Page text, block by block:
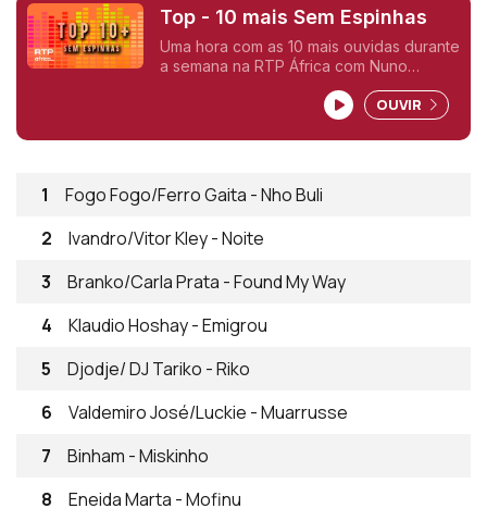
Top - 10 mais Sem Espinhas
Uma hora com as 10 mais ouvidas durante
a semana na RTP África com Nuno
OUVIR
1
Fogo Fogo/Ferro Gaita - Nho Buli
2
Ivandro/Vitor Kley - Noite
3
Branko/Carla Prata - Found My Way
4
Klaudio Hoshay - Emigrou
5
Djodje/ DJ Tariko - Riko
6
Valdemiro José/Luckie - Muarrusse
7
Binham - Miskinho
8
Eneida Marta - Mofinu